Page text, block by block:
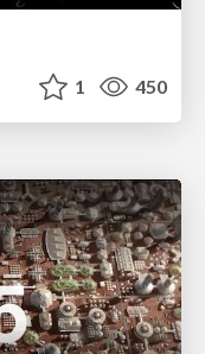
1 450